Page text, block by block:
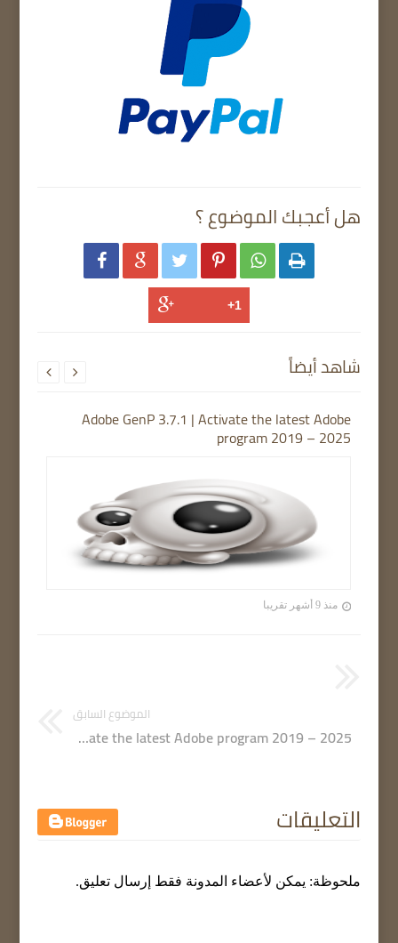
هل أعجبك الموضوع ؟
     
شاهد أيضاً
Adobe GenP 3.7.1 | Activate the latest Adobe
program 2019 – 2025
منذ 9 أشهر تقريبا
 
الموضوع السابق
Adobe GenP 3.6.6 | Activate the latest Adobe program 2019 – 2025
التعليقات
ملحوظة: يمكن لأعضاء المدونة فقط إرسال تعليق.